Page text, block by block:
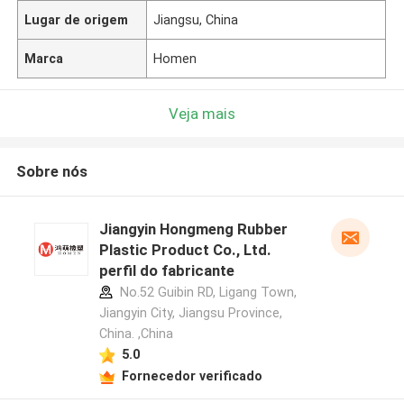
Lugar de origem Jiangsu, China
Marca Homen
Veja mais
Sobre nós
Jiangyin Hongmeng Rubber
Plastic Product Co., Ltd.
perfil do fabricante
No.52 Guibin RD, Ligang Town,
Jiangyin City, Jiangsu Province,
China. ,China
5.0
Fornecedor verificado